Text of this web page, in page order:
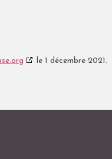
le 1 décembre 2021.